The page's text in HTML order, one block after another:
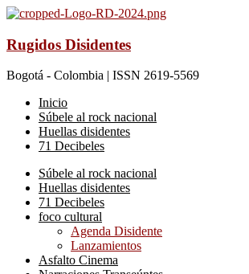
Rugidos Disidentes
Bogotá - Colombia | ISSN 2619-5569
Inicio
Súbele al rock nacional
Huellas disidentes
71 Decibeles
Súbele al rock nacional
Huellas disidentes
71 Decibeles
foco cultural
Agenda Disidente
Lanzamientos
Asfalto Cinema